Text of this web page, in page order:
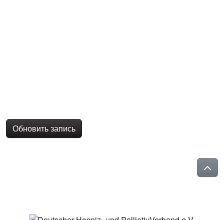
Обновить запись